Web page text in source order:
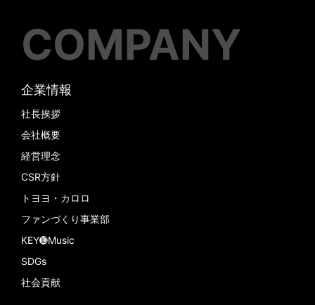
COMPANY
企業情報
社長挨拶
会社概要
経営理念
CSR方針
トヨヨ・カロロ
ファンづくり事業部
KEY➓Music
SDGs
社会貢献